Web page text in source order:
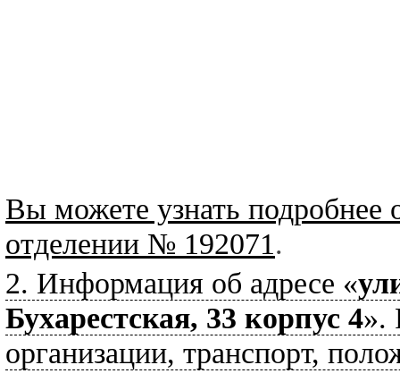
Вы можете узнать подробнее
отделении № 192071.
2. Информация об адресе «
Бухарестская, 33 корпус 4».
организации, транспорт,